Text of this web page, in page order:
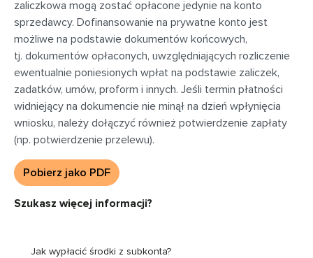
zaliczkowa mogą zostać opłacone jedynie na konto
sprzedawcy. Dofinansowanie na prywatne konto jest
możliwe na podstawie dokumentów końcowych,
tj. dokumentów opłaconych, uwzględniających rozliczenie
ewentualnie poniesionych wpłat na podstawie zaliczek,
zadatków, umów, proform i innych. Jeśli termin płatności
widniejący na dokumencie nie minął na dzień wpłynięcia
wniosku, należy dołączyć również potwierdzenie zapłaty
(np. potwierdzenie przelewu).
Pobierz jako PDF
Szukasz więcej informacji?
Jak wypłacić środki z subkonta?